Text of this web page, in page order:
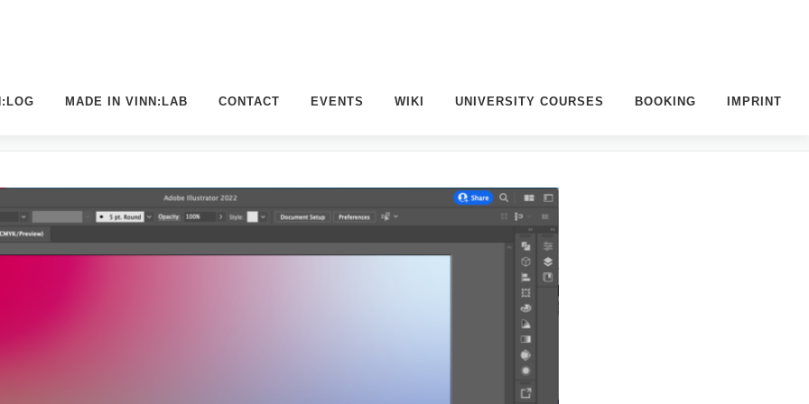
MADE IN VINN:LAB CONTACT EVENTS WIKI UNIVERSITY COURSES BOOKING IMPRINT
“ – WORKSHOP VOR ORT IM VINN:LAB